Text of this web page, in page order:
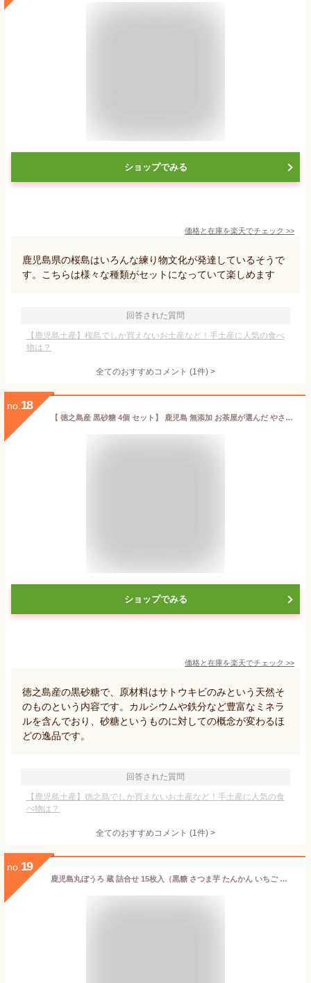
ショップでみる
価格と在庫を楽天でチェック >>
鹿児島県の桜島はいろんな練り物文化が発達しているそうで
す。こちらは様々な種類がセットになっていて楽しめます
回答された質問
【鹿児島土産】桜島でしか買えないお土産など！手土産に人気の食べ
物は？
全てのおすすめコメント (1件) >
no. 18
【 徳之島産 黒砂糖 4個 セット】 鹿児島 無添加 お茶屋が選んだ やさしい甘さ お茶うけ 料理 黒糖 お徳用 サトウキビ ビタミン ミネラル スイーツ おかし お菓子 調味料 砂糖 家庭用 メール便 送料無料 送料込 飴 景品 あいさつ 贈答用 お土産 業務用 おいしい 美味しい
ショップでみる
価格と在庫を楽天でチェック >>
徳之島産の黒砂糖で、原材料はサトウキビのみという天然そ
のものという内容です。カルシウムや鉄分など豊富なミネラ
ルを含んでおり、砂糖というものに対しての概念が変わるほ
どの逸品です。
回答された質問
【鹿児島土産】徳之島でしか買えないお土産など！手土産に人気の食
べ物は？
全てのおすすめコメント (1件) >
no. 19
鹿児島丸ぼうろ 蔵 詰合せ 15枚入（黒糖 さつま芋 たんかん いちご チョコ）×3 丸ぼうろ 丸ぼーろ 丸ボーロ 丸ボウロ お土産 土産 手土産 贈り物 プレゼント ギフト お取り寄せ お取寄せ お菓子 おやつ スイーツ